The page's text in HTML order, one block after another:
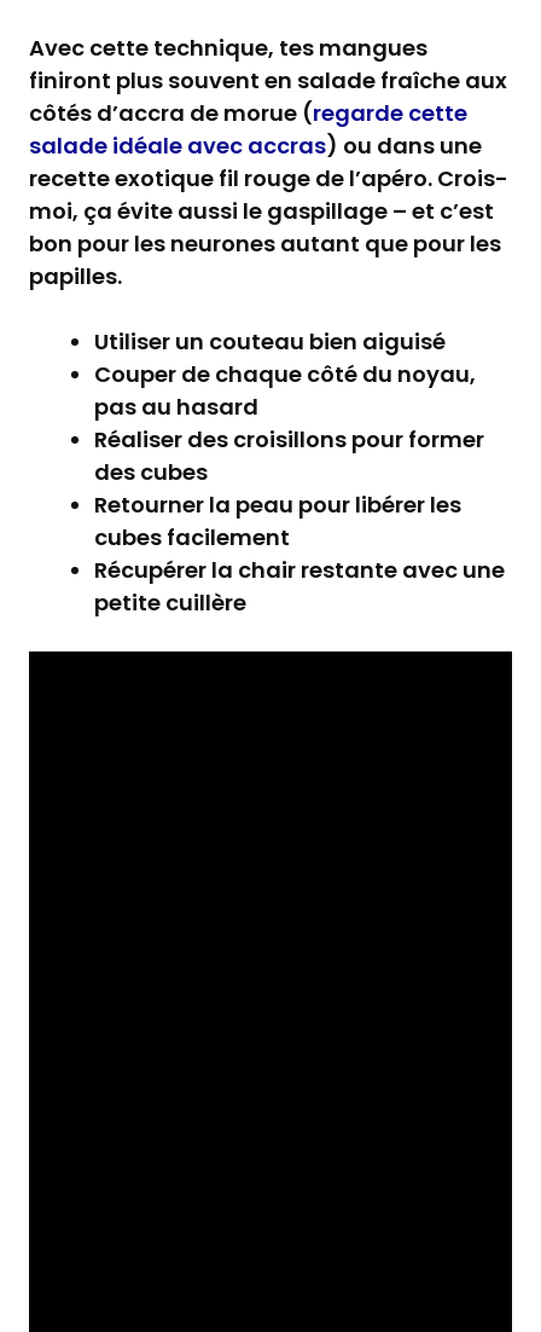
Avec cette technique, tes mangues
finiront plus souvent en salade fraîche aux
côtés d’accra de morue (regarde cette
salade idéale avec accras) ou dans une
recette exotique fil rouge de l’apéro. Crois-
moi, ça évite aussi le gaspillage – et c’est
bon pour les neurones autant que pour les
papilles.
Utiliser un couteau bien aiguisé
Couper de chaque côté du noyau,
pas au hasard
Réaliser des croisillons pour former
des cubes
Retourner la peau pour libérer les
cubes facilement
Récupérer la chair restante avec une
petite cuillère